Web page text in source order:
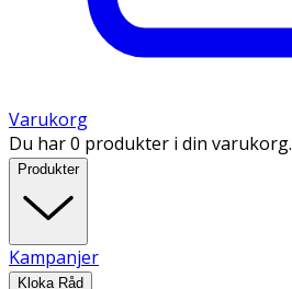
Varukorg
Du har 0 produkter i din varukorg.
Produkter
Kampanjer
Kloka Råd